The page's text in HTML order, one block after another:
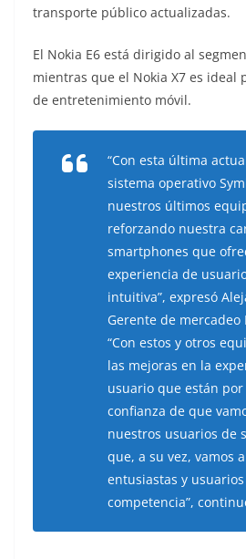
transporte público actualizadas.
El Nokia E6 está dirigido al
mientras que el Nokia X7 es ideal
de entretenimiento móvil.
“Con esta última
sistema operativo
nuestros últimos
reforzando nuestra
smartphones que
experiencia de
intuitiva”, expresó
Gerente de mercadeo
“Con estos y otros
las mejoras en la
usuario que están
confianza de que
nuestros usuarios de
que, a su vez, vamos
entusiastas y
competencia”,